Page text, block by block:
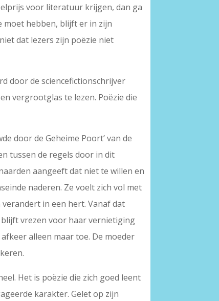
voor literatuur krijgen, dan ga
moet hebben, blijft er in zijn
dat lezers zijn poëzie niet
door de sciencefictionschrijver
vergrootglas te lezen. Poëzie die
door de Geheime Poort’ van de
tussen de regels door in dit
aangeeft dat niet te willen en
naderen. Ze voelt zich vol met
in een hert. Vanaf dat
vrezen voor haar vernietiging
alleen maar toe. De moeder
Het is poëzie die zich goed leent
karakter. Gelet op zijn